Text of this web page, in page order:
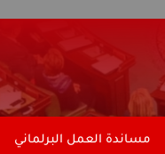
مساندة العمل البرلماني